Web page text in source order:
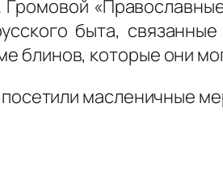
быта,
которые они
масленичные